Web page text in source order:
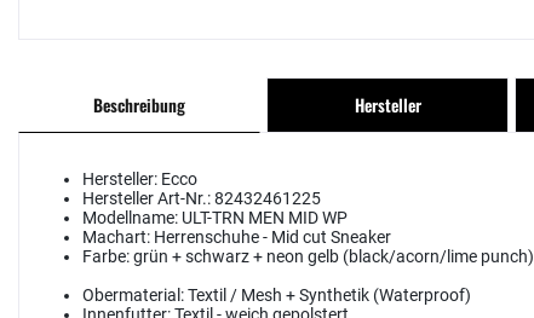
Beschreibung Hersteller
Hersteller: Ecco
Hersteller Art-Nr.:82432461225
Modellname: ULT-TRN MEN MID WP
Machart: Herrenschuhe - Mid cut Sneaker
Farbe:grün + schwarz + neon gelb (black/acorn/lime punch)
Obermaterial:Textil / Mesh + Synthetik (Waterproof)